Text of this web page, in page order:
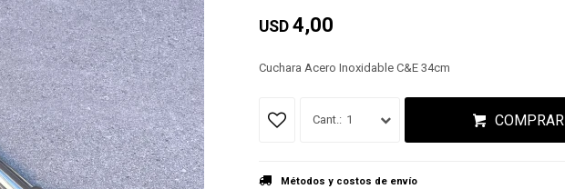
USD 4,00
Cuchara Acero Inoxidable C&E 34cm
1 COMPRAR
Métodos y costos de envío